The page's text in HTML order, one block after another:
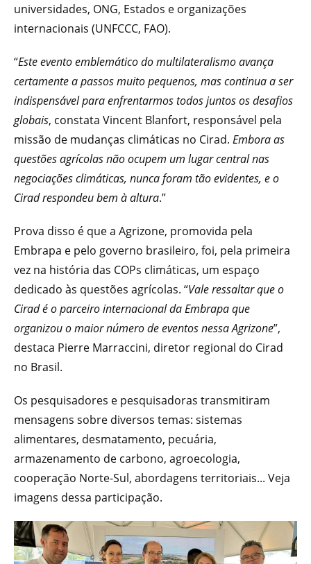
universidades, ONG, Estados e organizações
internacionais (UNFCCC, FAO).
“Este evento emblemático do multilateralismo avança
certamente a passos muito pequenos, mas continua a ser
indispensável para enfrentarmos todos juntos os desafios
globais, constata Vincent Blanfort, responsável pela
missão de mudanças climáticas no Cirad. Embora as
questões agrícolas não ocupem um lugar central nas
negociações climáticas, nunca foram tão evidentes, e o
Cirad respondeu bem à altura.”
Prova disso é que a Agrizone, promovida pela
Embrapa e pelo governo brasileiro, foi, pela primeira
vez na história das COPs climáticas, um espaço
dedicado às questões agrícolas. “Vale ressaltar que o
Cirad é o parceiro internacional da Embrapa que
organizou o maior número de eventos nessa Agrizone”,
destaca Pierre Marraccini, diretor regional do Cirad
no Brasil.
Os pesquisadores e pesquisadoras transmitiram
mensagens sobre diversos temas: sistemas
alimentares, desmatamento, pecuária,
armazenamento de carbono, agroecologia,
cooperação Norte-Sul, abordagens territoriais... Veja
imagens dessa participação.